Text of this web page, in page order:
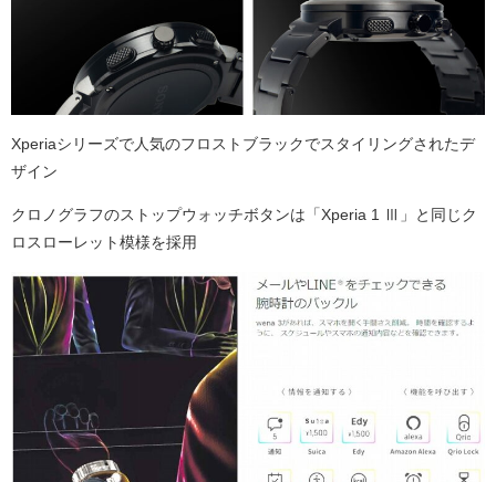
Xperiaシリーズで人気のフロストブラックでスタイリングされたデ
ザイン
クロノグラフのストップウォッチボタンは「Xperia 1 Ⅲ」と同じク
ロスローレット模様を採用